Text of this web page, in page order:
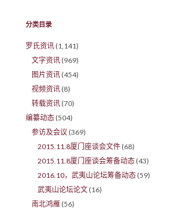
分类目录
罗氏资讯 (1,141)
文字资讯 (969)
图片资讯 (454)
视频资讯 (8)
转载资讯 (70)
编纂动态 (504)
参访及会议 (369)
2015.11.8厦门座谈会文件 (68)
2015.11.8厦门座谈会筹备动态 (43)
2016.10，武夷山论坛筹备动态 (59)
武夷山论坛论文 (16)
南北鸿雁 (56)